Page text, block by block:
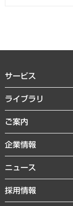
サービス
経営戦略
組織・人事戦略
デジタルイノベーション
共生・ダイバーシティ
GRC（ガバナンス・リス
経済・産業・雇用・労働
ライブラリ
経済調査
レポート
コラム
経営用語集
受託・受注実績（官公庁
ご案内
セミナー・イベント情報
MUFGビジネスセミナー
受託案件情報
企業情報
私たちの想い
社長メッセージ
会社概要
ニュース
ニュースリリース
お知らせ
採用情報